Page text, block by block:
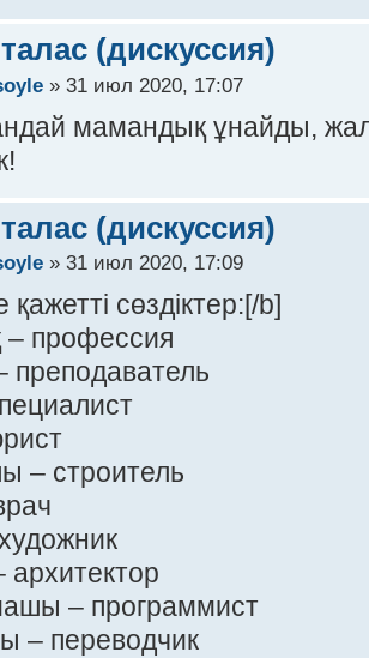
(дискуссия)
» 31 июл 2020, 17:07
мамандық ұнайды,
(дискуссия)
» 31 июл 2020, 17:09
қажетті сөздіктер:[/b]
профессия
– строитель
архитектор
– программист
– переводчик